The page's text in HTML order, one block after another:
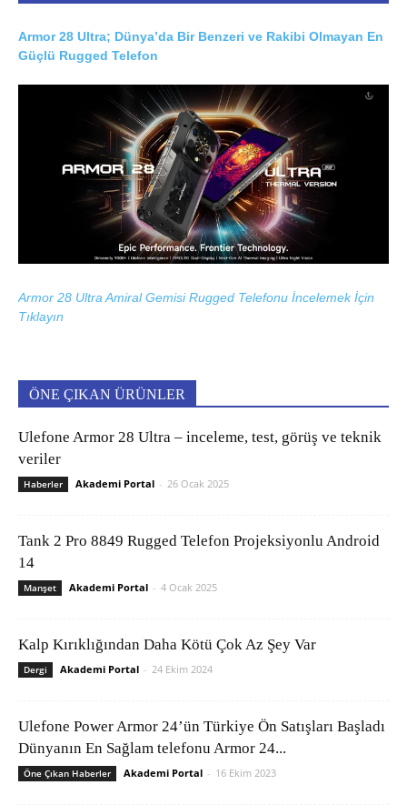
Armor 28 Ultra; Dünya’da Bir Benzeri ve Rakibi Olmayan En
Güçlü Rugged Telefon
Armor 28 Ultra Amiral Gemisi Rugged Telefonu İncelemek İçin
Tıklayın
ÖNE ÇIKAN ÜRÜNLER
Ulefone Armor 28 Ultra – inceleme, test, görüş ve teknik
veriler
Haberler Akademi Portal - 26 Ocak 2025
Tank 2 Pro 8849 Rugged Telefon Projeksiyonlu Android
14
Manşet Akademi Portal - 4 Ocak 2025
Kalp Kırıklığından Daha Kötü Çok Az Şey Var
Dergi Akademi Portal - 24 Ekim 2024
Ulefone Power Armor 24’ün Türkiye Ön Satışları Başladı
Dünyanın En Sağlam telefonu Armor 24...
Öne Çıkan Haberler Akademi Portal - 16 Ekim 2023